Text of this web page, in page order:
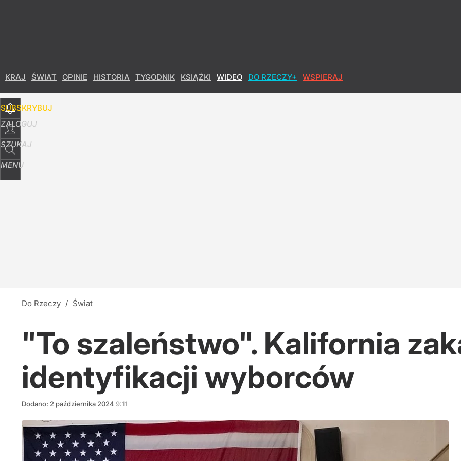
KRAJ ŚWIAT OPINIE HISTORIA TYGODNIK KSIĄŻKI WIDEO DO RZECZY+ WSPIERAJ
SUBSKRYBUJ
ZALOGUJ
SZUKAJ
MENU
Do Rzeczy / Świat
"To szaleństwo". Kalifornia
identyfikacji wyborców
Dodano: 2 października 2024 9:11